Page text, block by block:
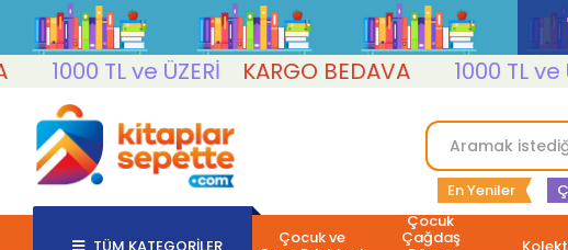
1000 TL ve ÜZERİ
KARGO BEDAVA 1000 TL ve
En Yeniler
TÜM KATEGORİLER Çocuk ve
Çocuk
Çağdaş